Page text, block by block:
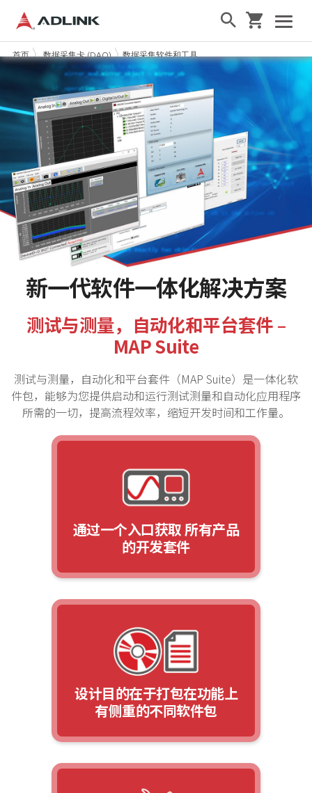
首页 数据采集卡 (DAQ) 数据采集软件和工具
新一代软件一体化解决方案
测试与测量，自动化和平台套件 –
MAP Suite
测试与测量，自动化和平台套件（MAP Suite） 是一体化软
件包，能够为您提供启动和运行测试测量和自动化应用程序
所需的一切，提高流程效率，缩短开发时间和工作量。
通过一个入口获取所有产品
的开发套件
设计目的在于打包在功能上
有侧重的不同软件包